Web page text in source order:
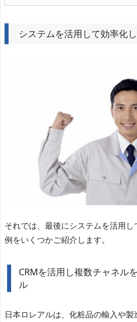
システムを活用して効率化
それでは、最後にシステムを活用
例をいくつかご紹介します。
CRMを活用し複数チャネル
ル
日本ロレアルは、化粧品の輸入や